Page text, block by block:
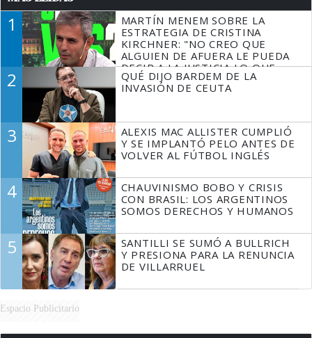
1
MARTÍN MENEM SOBRE LA
ESTRATEGIA DE CRISTINA
KIRCHNER: "NO CREO QUE
ALGUIEN DE AFUERA LE PUEDA
DECIR A LA JUSTICIA LO QUE
TIENE QUE HACER"
2
QUÉ DIJO BARDEM DE LA
INVASIÓN DE CEUTA
3
ALEXIS MAC ALLISTER CUMPLIÓ
Y SE IMPLANTÓ PELO ANTES DE
VOLVER AL FÚTBOL INGLÉS
4
CHAUVINISMO BOBO Y CRISIS
CON BRASIL: LOS ARGENTINOS
SOMOS DERECHOS Y HUMANOS
5
SANTILLI SE SUMÓ A BULLRICH
Y PRESIONA PARA LA RENUNCIA
DE VILLARRUEL
Espacio Publicitario